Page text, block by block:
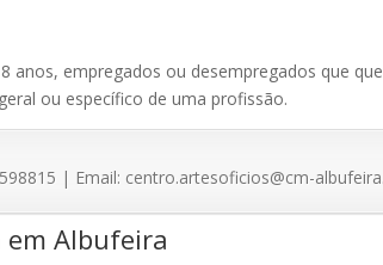
anos, empregados ou desempregados que
ou específico de uma profissão.
| Email: centro.artesoficios@cm-
em Albufeira